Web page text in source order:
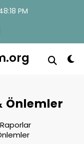
PM
Önlemler
Raporlar